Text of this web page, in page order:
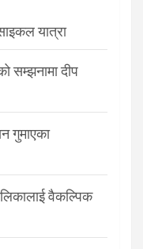
यात्रा
सम्झनामा दीप
गुमाएका
वैकल्पिक